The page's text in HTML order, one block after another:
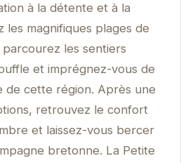
à la détente et à la
magnifiques plages de
les sentiers
et imprégnez-vous de
de cette région. Après une
retrouvez le confort
et laissez-vous bercer
bretonne. La Petite